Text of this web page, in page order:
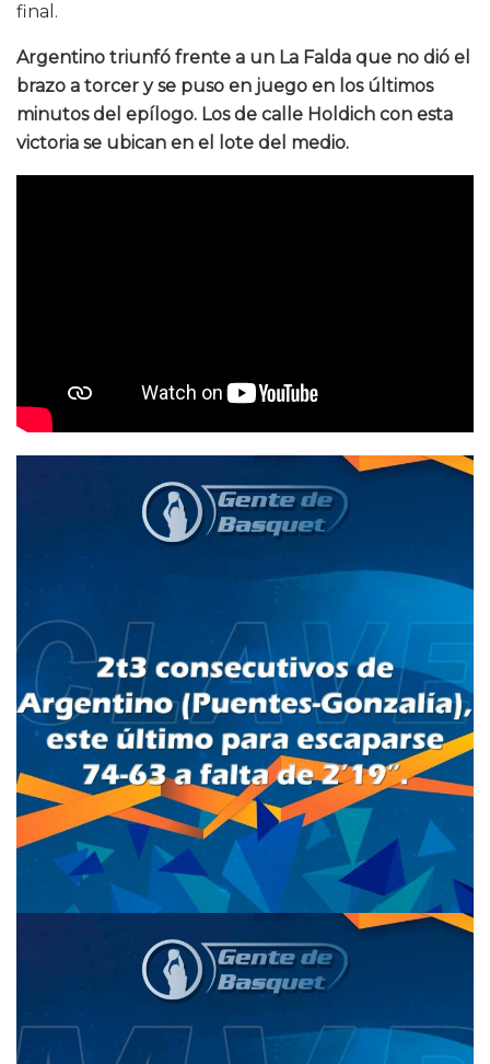
final.
Argentino triunfó frente a un La Falda que no dió el
brazo a torcer y se puso en juego en los últimos
minutos del epílogo. Los de calle Holdich con esta
victoria se ubican en el lote del medio.